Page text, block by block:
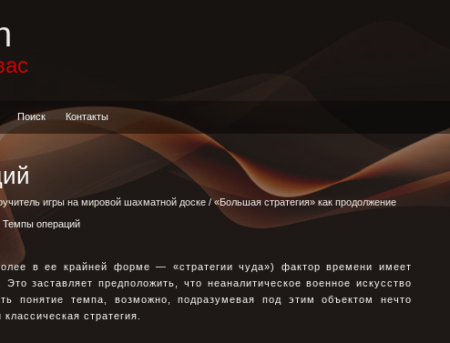
Поиск Контакты
игры на мировой шахматной доске /«Большая стратегия» как продолжение
Темпы операций
в ее крайней форме — «стратегии чуда») фактор времени имеет
Это заставляет предположить, что неаналитическое военное искусство
понятие темпа, возможно, подразумевая под этим объектом нечто
стратегия.